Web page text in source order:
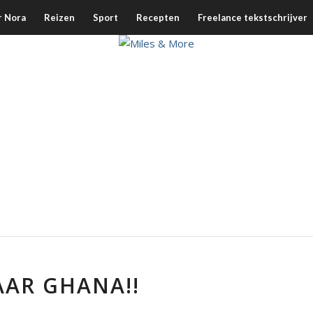
Nora Reizen Sport Recepten Freelance tekstschrijver
GHANA!!